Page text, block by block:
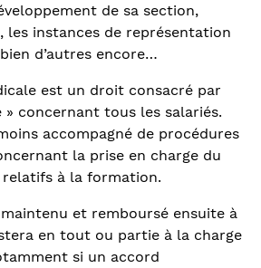
de sa section,
les instances de représentation
d’autres encore…
est un droit consacré par
» concernant tous les salariés.
accompagné de procédures
la prise en charge du
à la formation.
et remboursé ensuite à
en tout ou partie à la charge
si un accord